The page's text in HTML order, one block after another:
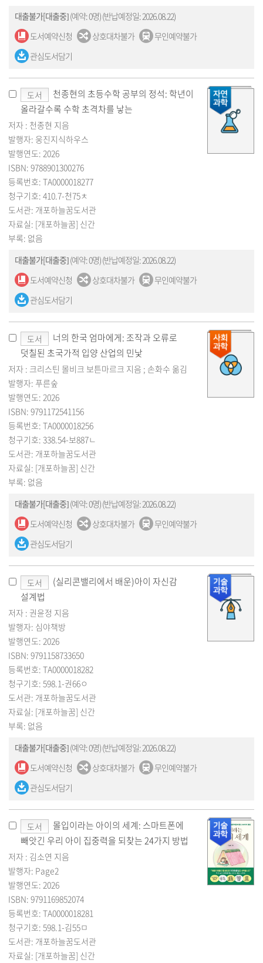
대출불가[대출중](예약: 0명)(반납예정일: 2026.08.22)
도서예약신청
상호대차불가
무인예약불가
관심도서담기
도서
천종현의 초등수학 공부의 정석: 학년이
올라갈수록 수학 초격차를 낳는
저자 : 천종현 지음
발행자: 웅진지식하우스
발행연도: 2026
ISBN: 9788901300276
등록번호: TA0000018277
청구기호: 410.7-천75ㅊ
도서관: 개포하늘꿈도서관
자료실: [개포하늘꿈] 신간
부록: 없음
대출불가[대출중](예약: 0명)(반납예정일: 2026.08.22)
도서예약신청
상호대차불가
무인예약불가
관심도서담기
도서
너의 한국 엄마에게: 조작과 오류로
덧칠된 초국가적 입양 산업의 민낯
저자 : 크리스틴 몰비크 보튼마르크 지음 ; 손화수 옮김
발행자: 푸른숲
발행연도: 2026
ISBN: 9791172541156
등록번호: TA0000018256
청구기호: 338.54-보887ㄴ
도서관: 개포하늘꿈도서관
자료실: [개포하늘꿈] 신간
부록: 없음
대출불가[대출중](예약: 0명)(반납예정일: 2026.08.22)
도서예약신청
상호대차불가
무인예약불가
관심도서담기
도서
(실리콘밸리에서 배운)아이 자신감
설계법
저자 : 권윤정 지음
발행자: 심야책방
발행연도: 2026
ISBN: 9791158733650
등록번호: TA0000018282
청구기호: 598.1-권66ㅇ
도서관: 개포하늘꿈도서관
자료실: [개포하늘꿈] 신간
부록: 없음
대출불가[대출중](예약: 0명)(반납예정일: 2026.08.22)
도서예약신청
상호대차불가
무인예약불가
관심도서담기
도서
몰입이라는 아이의 세계: 스마트폰에
빼앗긴 우리 아이 집중력을 되찾는 24가지 방법
저자 : 김소연 지음
발행자: Page2
발행연도: 2026
ISBN: 9791169852074
등록번호: TA0000018281
청구기호: 598.1-김55ㅁ
도서관: 개포하늘꿈도서관
자료실: [개포하늘꿈] 신간